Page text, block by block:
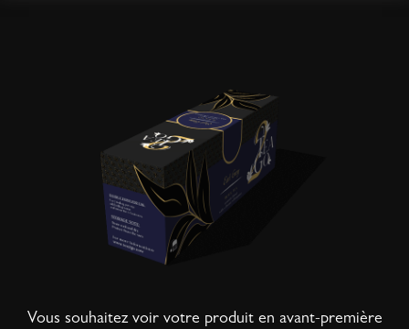
Vous souhaitez voir votre produit en avant-première